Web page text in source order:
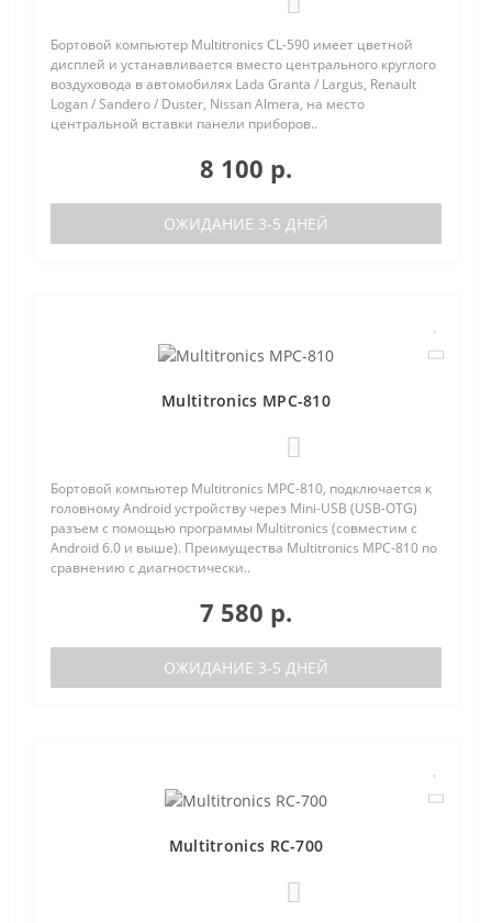
Бортовой компьютер Multitronics CL-590 имеет цветной
дисплей и устанавливается вместо центрального круглого
воздуховода в автомобилях Lada Granta / Largus, Renault
Logan / Sandero / Duster, Nissan Almera, на место
центральной вставки панели приборов..
8 100 р.
ОЖИДАНИЕ 3-5 ДНЕЙ
Multitronics MPC-810
Бортовой компьютер Multitronics MPC-810, подключается к
головному Android устройству через Mini-USB (USB-OTG)
разъем с помощью программы Multitronics (совместим с
Android 6.0 и выше). Преимущества Multitronics MPC-810 по
сравнению с диагностически..
7 580 р.
ОЖИДАНИЕ 3-5 ДНЕЙ
Multitronics RC-700